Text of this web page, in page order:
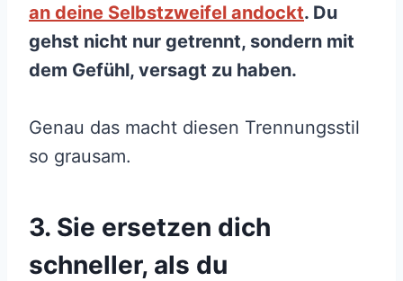
an deine Selbstzweifel andockt. Du
gehst nicht nur getrennt, sondern mit
dem Gefühl, versagt zu haben.
Genau das macht diesen Trennungsstil
so grausam.
3. Sie ersetzen dich
schneller, als du